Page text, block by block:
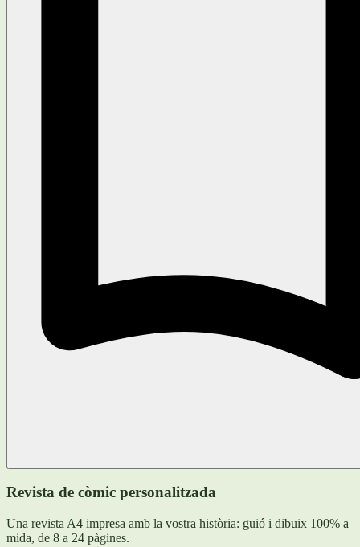
Revista de còmic personalitzada
Una revista A4 impresa amb la vostra història: guió i dibuix 100% a
mida, de 8 a 24 pàgines.